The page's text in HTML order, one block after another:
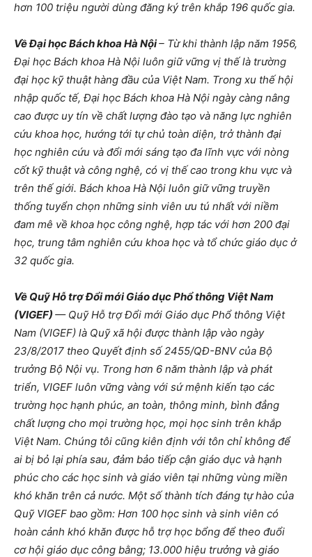
hơn 100 triệu người dùng đăng ký trên khắp 196 quốc gia.
Về Đại học Bách khoa Hà Nội– Từ khi thành lập năm 1956,
Đại học Bách khoa Hà Nội luôn giữ vững vị thế là trường
đại học kỹ thuật hàng đầu của Việt Nam. Trong xu thế hội
nhập quốc tế, Đại học Bách khoa Hà Nội ngày càng nâng
cao được uy tín về chất lượng đào tạo và năng lực nghiên
cứu khoa học, hướng tới tự chủ toàn diện, trở thành đại
học nghiên cứu và đổi mới sáng tạo đa lĩnh vực với nòng
cốt kỹ thuật và công nghệ, có vị thế cao trong khu vực và
trên thế giới. Bách khoa Hà Nội luôn giữ vững truyền
thống tuyển chọn những sinh viên ưu tú nhất với niềm
đam mê về khoa học công nghệ, hợp tác với hơn 200 đại
học, trung tâm nghiên cứu khoa học và tổ chức giáo dục ở
32 quốc gia.
Về Quỹ Hỗ trợ Đổi mới Giáo dục Phổ thông Việt Nam
(VIGEF)— Quỹ Hỗ trợ Đổi mới Giáo dục Phổ thông Việt
Nam (VIGEF) là Quỹ xã hội được thành lập vào ngày
23/8/2017 theo Quyết định số 2455/QĐ-BNV của Bộ
trưởng Bộ Nội vụ. Trong hơn 6 năm thành lập và phát
triển, VIGEF luôn vững vàng với sứ mệnh kiến tạo các
trường học hạnh phúc, an toàn, thông minh, bình đẳng
chất lượng cho mọi trường học, mọi học sinh trên khắp
Việt Nam. Chúng tôi cũng kiên định với tôn chỉ không để
ai bị bỏ lại phía sau, đảm bảo tiếp cận giáo dục và hạnh
phúc cho các học sinh và giáo viên tại những vùng miền
khó khăn trên cả nước. Một số thành tích đáng tự hào của
Quỹ VIGEF bao gồm: Hơn 100 học sinh và sinh viên có
hoàn cảnh khó khăn được hỗ trợ học bổng để theo đuổi
cơ hội giáo dục công bằng; 13.000 hiệu trưởng và giáo